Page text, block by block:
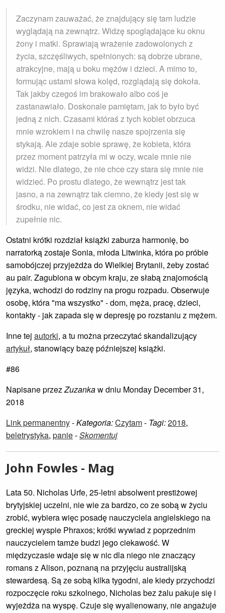
Zaczynam zauważać, że znajdujący się tam ludzie
wyglądają na zewnątrz. Widzę spoglądające ku oknu
żony i matki. Sprawiają wrażenie zadowolonych z
życia, szczęśliwych, spełnionych: są dobrze ubrane,
atrakcyjne, mają u boku mężów i dzieci. A mimo to,
formując ustami słowa kolęd, rozglądają się dokoła.
Tak jakby czegoś im brakowało albo coś je
zastanawiało. Doskonale pamiętam, jak to było być
jedną z nich. Czasami któraś z tych kobiet obrzuca
mnie wzrokiem i na chwilę nasze spojrzenia się
stykają. Ale zdaje sobie sprawę, że kobieta, która
przez moment patrzyła mi w oczy, wcale mnie nie
widzi. Nie dlatego, że nie chce czy stara się mnie nie
widzieć. Po prostu dlatego, że wewnątrz jest tak
jasno, a na zewnątrz tak ciemno, że kiedy jest się w
środku, nie widać, co jest za oknem, nie widać
zupełnie nic.
Ostatni krótki rozdział książki zaburza harmonię, bo
narratorką zostaje Sonia, młoda Litwinka, która po próbie
samobójczej przyjeżdża do Wielkiej Brytanii, żeby zostać
au pair. Zagubiona w obcym kraju, ze słabą znajomością
języka, wchodzi do rodziny na progu rozpadu. Obserwuje
osobę, która "ma wszystko" - dom, męża, pracę, dzieci,
kontakty - jak zapada się w depresję po rozstaniu z mężem.
Inne tej autorki, a tu można przeczytać skandalizujący
artykuł, stanowiący bazę późniejszej książki.
#86
Napisane przezZuzankaw dniu Monday December 31,
2018
Link permanentny-Kategoria:Czytam- Tagi:2018,
beletrystyka, panie-Skomentuj
John Fowles - Mag
Lata 50. Nicholas Urfe, 25-letni absolwent prestiżowej
brytyjskiej uczelni, nie wie za bardzo, co ze sobą w życiu
zrobić, wybiera więc posadę nauczyciela angielskiego na
greckiej wyspie Phraxos; krótki wywiad z poprzednim
nauczycielem tamże budzi jego ciekawość. W
międzyczasie wdaje się w nic dla niego nie znaczący
romans z Alison, poznaną na przyjęciu australijską
stewardesą. Są ze sobą kilka tygodni, ale kiedy przychodzi
rozpoczęcie roku szkolnego, Nicholas bez żalu pakuje się i
wyjeżdża na wyspę. Czuje się wyalienowany, nie angażuje